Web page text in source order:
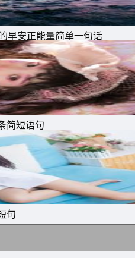
金迷，没有灯红酒绿，只
闻花香，让心情更加舒畅
安。
早安正能量简单一句话
简短语句
句